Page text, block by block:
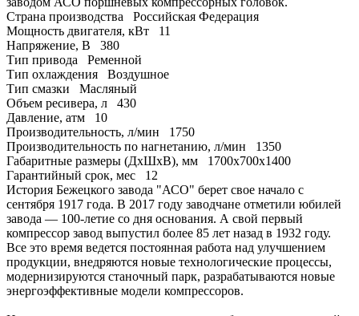
Страна производства
Российская Федерация
Мощность двигателя, кВт
11
Напряжение, В
380
Тип привода
Ременной
Тип охлаждения
Воздушное
Тип смазки
Масляный
Объем ресивера, л
430
Давление, атм
10
Производительность, л/мин
1750
Производительность по нагнетанию, л/мин
1350
Габаритные размеры (ДхШхВ), мм
1700х700х1400
Гарантийный срок, мес
12
История Бежецкого завода "АСО" берет свое начало с
сентября 1917 года. В 2017 году заводчане отметили юбилей
завода — 100-летие со дня основания. А свой первый
компрессор завод выпустил более 85 лет назад в 1932 году.
Все это время ведется постоянная работа над улучшением
продукции, внедряются новые технологические процессы,
модернизируются станочный парк, разрабатываются новые
энергоэффективные модели компрессоров.